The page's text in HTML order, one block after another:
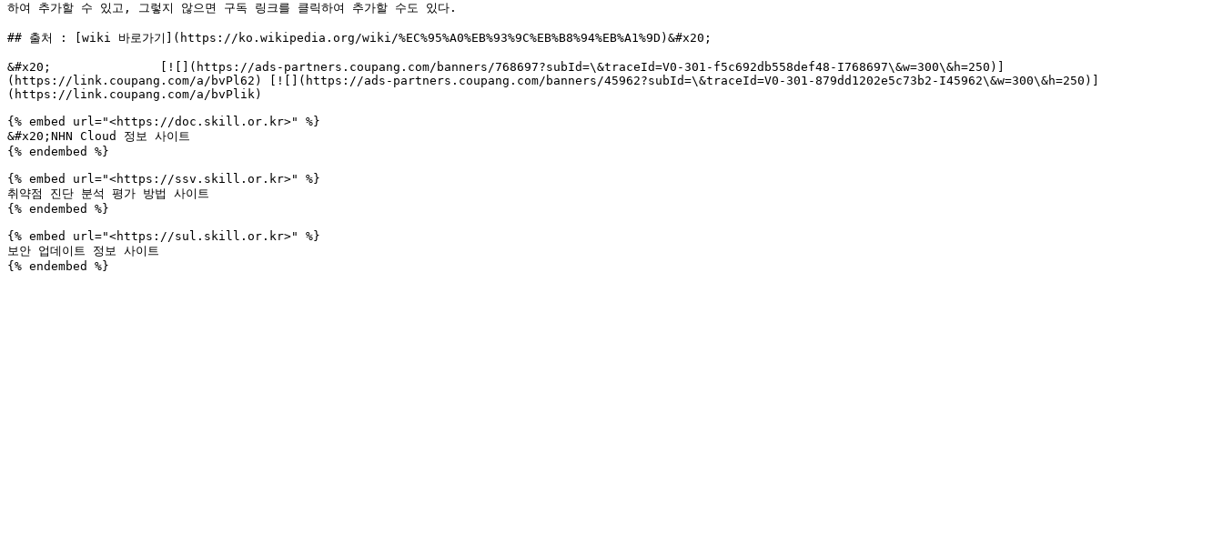
하여 추가할 수 있고, 그렇지 않으면 구독 링크를 클릭하여 추가할 수도 있다.
## 출처 : [wiki 바로가기](https://ko.wikipedia.org/wiki/%EC%95%A0%EB%93%9C%EB%B8%94%EB%A1%9D)&#x20;
&#x20;               [![](https://ads-partners.coupang.com/banners/768697?subId=\&traceId=V0-301-f5c692db558def48-I768697\&w=300\&h=250)]
(https://link.coupang.com/a/bvPl62) [![](https://ads-partners.coupang.com/banners/45962?subId=\&traceId=V0-301-879dd1202e5c73b2-I45962\&w=300\&h=250)]
(https://link.coupang.com/a/bvPlik)
{% embed url="<https://doc.skill.or.kr>" %}
&#x20;NHN Cloud 정보 사이트
{% endembed %}
{% embed url="<https://ssv.skill.or.kr>" %}
취약점 진단 분석 평가 방법 사이트
{% endembed %}
{% embed url="<https://sul.skill.or.kr>" %}
보안 업데이트 정보 사이트